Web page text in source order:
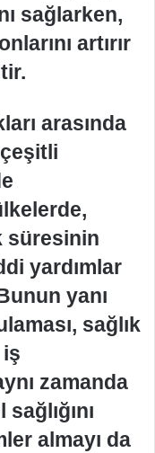
sağlarken,
artırır
arasında
süresinin
yardımlar
yanı
sağlık
iş
zamanda
almayı da